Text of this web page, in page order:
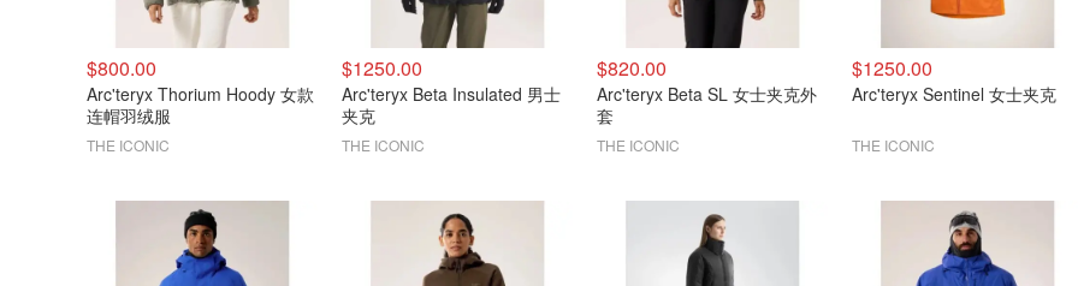
$800.00
Arc'teryx Thorium Hoody 女款
连帽羽绒服
THE ICONIC
$1250.00
Arc'teryx Beta Insulated 男士
夹克
THE ICONIC
$820.00
Arc'teryx Beta SL 女士夹克外
套
THE ICONIC
$1250.00
Arc'teryx Sentinel 女士夹克
THE ICONIC